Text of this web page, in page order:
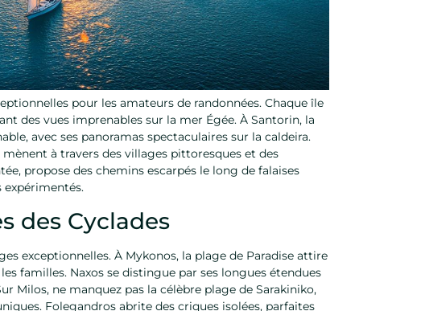
pour les amateurs de randonnées. Chaque île
des vues imprenables sur la mer Égée. À Santorin, la
avec ses panoramas spectaculaires sur la caldeira.
à travers des villages pittoresques et des
propose des chemins escarpés le long de falaises
expérimentés.
des Cyclades
exceptionnelles. À Mykonos, la plage de Paradise attire
familles. Naxos se distingue par ses longues étendues
Milos, ne manquez pas la célèbre plage de Sarakiniko,
Folegandros abrite des criques isolées, parfaites